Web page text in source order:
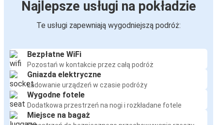
Najlepsze usługi na pokładzie
Te usługi zapewniają wygodniejszą podróż:
Bezpłatne WiFi
Pozostań w kontakcie przez całą podróż
Gniazda elektryczne
Ładowanie urządzeń w czasie podróży
Wygodne fotele
Dodatkowa przestrzeń na nogi i rozkładane fotele
Miejsce na bagaż